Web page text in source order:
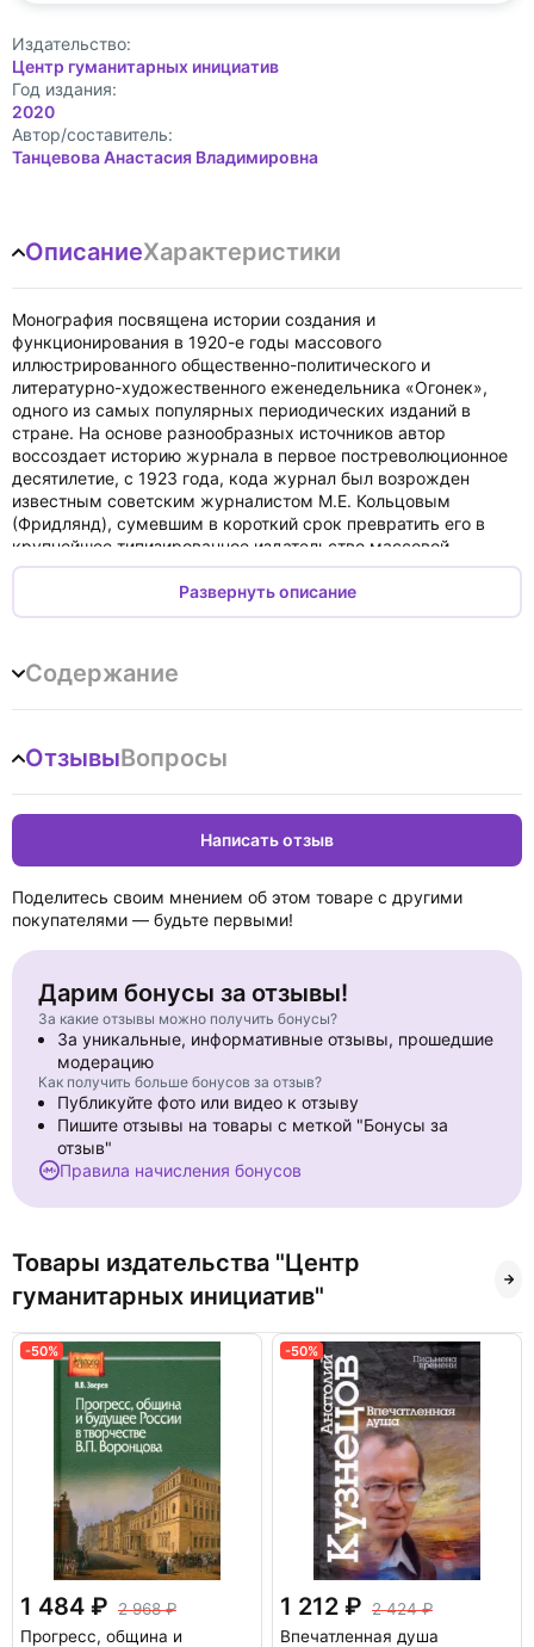
Издательство:
Центр гуманитарных инициатив
Год издания:
2020
Автор/составитель:
Танцевова Анастасия Владимировна
ОписаниеХарактеристики
Монография посвящена истории создания и
функционирования в 1920-е годы массового
иллюстрированного общественно-политического и
литературно-художественного еженедельника «Огонек»,
одного из самых популярных периодических изданий в
стране. На основе разнообразных источников автор
воссоздает историю журнала в первое постреволюционное
десятилетие, с 1923 года, кода журнал был возрожден
известным советским журналистом М.Е. Кольцовым
(Фридлянд), сумевшим в короткий срок превратить его в
крупнейшее типизированное издательство массовой
периодики (1926 г.), до переименования в 1931 году
Акционерного издательского общества «Огонек» в
Журнально-газетное объедение (Жургаз). Книга
отечественной журналистики, истории цензуры, а также
всех интересующихся советской историей и культурой.
Развернуть описание
Содержание
ОтзывыВопросы
Написать отзыв
Поделитесь своим мнением об этом товаре с другими
покупателями — будьте первыми!
Дарим бонусы за отзывы!
За какие отзывы можно получить бонусы?
За уникальные, информативные отзывы, прошедшие
модерацию
Как получить больше бонусов за отзыв?
Публикуйте фото или видео к отзыву
Пишите отзывы на товары с меткой "Бонусы за
отзыв"
Правила начисления бонусов
Товары издательства "Центр
гуманитарных инициатив"
-50%
1 484
2 968
Прогресс, община и
-50%
1 212
2 424
Впечатленная душа